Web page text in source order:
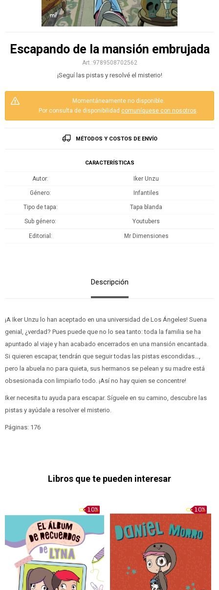
Escapando de la mansión embrujada
9789508702562
¡Seguí las pistas y resolvé el misterio!
Momentáneamente no disponible.
Por consulta de disponibilidad comuníquese con nosotros.
MÉTODOS Y COSTOS DE ENVÍO
CARACTERÍSTICAS
Autor Iker Unzu
Género Infantiles
Tipo de tapa Tapa blanda
Sub género Youtubers
Editorial Mr Dimensiones
Descripción
¡A Iker Unzu lo han aceptado en una universidad de Los Ángeles! Suena
genial, ¿verdad? Pues puede que no lo sea tanto: toda la familia se ha
apuntado al viaje y han acabado encerrados en una mansión encantada.
Si quieren escapar, tendrán que seguir todas las pistas escondidas…,
pero la abuela no para quieta, sus hermanos se pelean y su madre está
obsesionada con limpiarlo todo. ¡Así no hay quien se concentre!
Iker necesita tu ayuda para escapar. Síguele en su camino, descubre las
pistas y ayúdale a resolver el misterio.
Páginas: 176
Libros que te pueden interesar